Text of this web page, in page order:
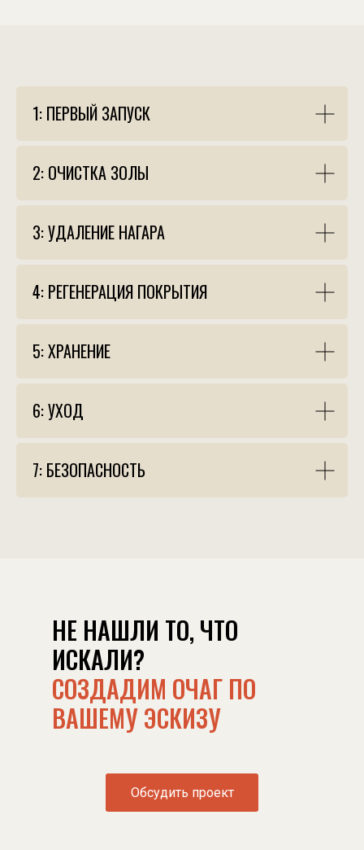
1: ПЕРВЫЙ ЗАПУСК
2: ОЧИСТКА ЗОЛЫ
3: УДАЛЕНИЕ НАГАРА
4: РЕГЕНЕРАЦИЯ ПОКРЫТИЯ
5: ХРАНЕНИЕ
6: УХОД
7: БЕЗОПАСНОСТЬ
НЕ НАШЛИ ТО, ЧТО
ИСКАЛИ?
СОЗДАДИМ ОЧАГ ПО
ВАШЕМУ ЭСКИЗУ
Обсудить проект